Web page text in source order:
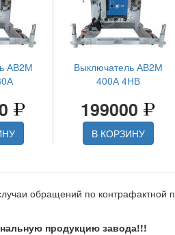
АВ2М
Выключатель АВ2М
400А 4НВ
199000
В КОРЗИНУ
обращений по
продукцию завода!!!